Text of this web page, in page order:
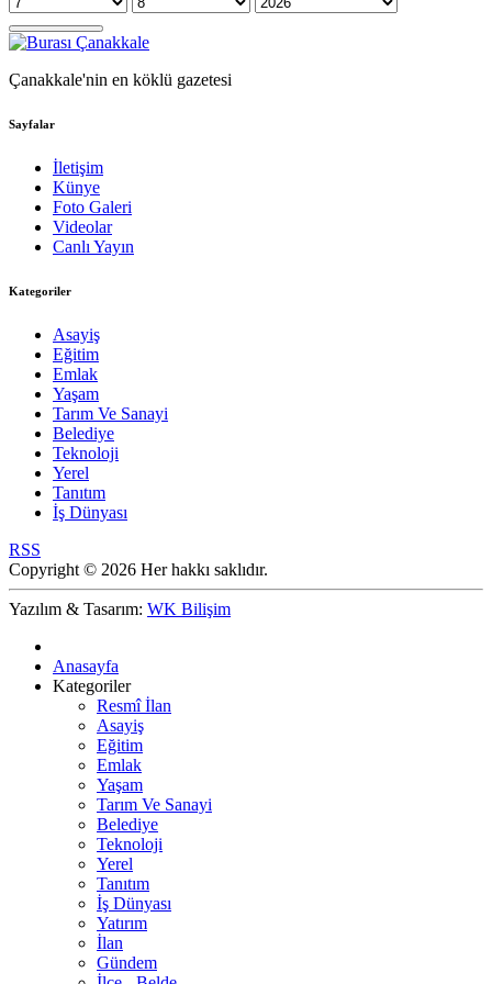
Çanakkale'nin en köklü gazetesi
Sayfalar
İletişim
Künye
Foto Galeri
Videolar
Canlı Yayın
Kategoriler
Asayiş
Eğitim
Emlak
Yaşam
Tarım Ve Sanayi
Belediye
Teknoloji
Yerel
Tanıtım
İş Dünyası
RSS
Copyright © 2026 Her hakkı saklıdır.
Yazılım & Tasarım: WK Bilişim
Anasayfa
Kategoriler
Resmî İlan
Asayiş
Eğitim
Emlak
Yaşam
Tarım Ve Sanayi
Belediye
Teknoloji
Yerel
Tanıtım
İş Dünyası
Yatırım
İlan
Gündem